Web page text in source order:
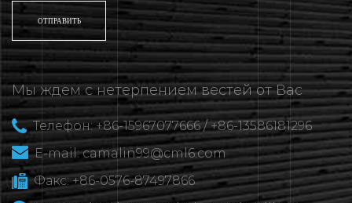
Мы ждем с нетерпением вестей от Вас
Телефон: +86-15967077666 / +86-13586181296
E-mail:camalin99@cml6.com
Факс: +86-0576-87497866